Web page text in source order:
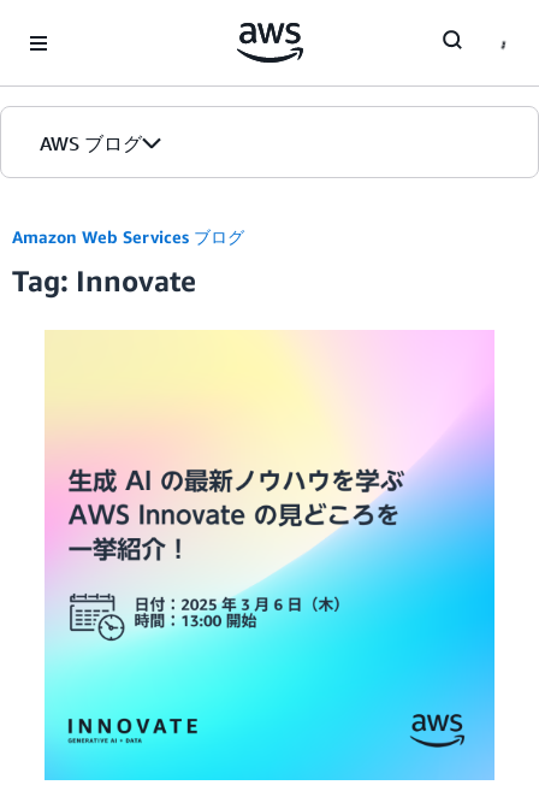
AWS ブログ
カテゴリ
エディション
Amazon Web Services ブログ
Tag: Innovate